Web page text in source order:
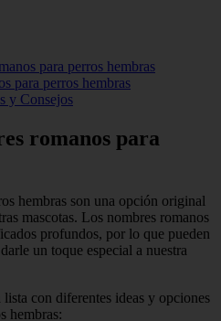
para perros hembras
para perros hembras
y Consejos
romanos para
hembras son una opción original
mascotas. Los nombres romanos
profundos, por lo que pueden
un toque especial a nuestra
con diferentes ideas y opciones
hembras: